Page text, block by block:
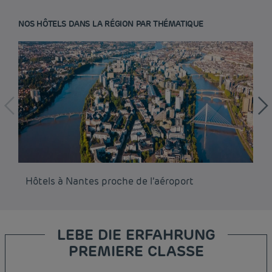
NOS HÔTELS DANS LA RÉGION PAR THÉMATIQUE
Hôtels à Nantes proche de l’aéroport
LEBE DIE ERFAHRUNG
PREMIERE CLASSE